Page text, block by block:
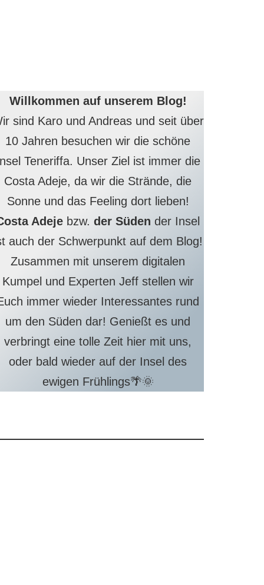
Willkommen auf unserem Blog!
sind Karo und Andreas und seit über
10 Jahren besuchen wir die schöne
Teneriffa. Unser Ziel ist immer die
Costa Adeje, da wir die Strände, die
Sonne und das Feeling dort lieben!
Adeje bzw. der Süden der Insel
auch der Schwerpunkt auf dem Blog!
Zusammen mit unserem digitalen
Kumpel und Experten Jeff stellen wir
immer wieder Interessantes rund
um den Süden dar! Genießt es und
verbringt eine tolle Zeit hier mit uns,
oder bald wieder auf der Insel des
ewigen Frühlings🌴🌞